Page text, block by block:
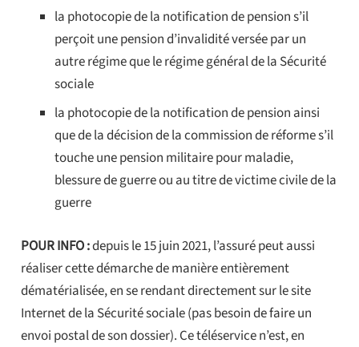
la photocopie de la notification de pension s’il
perçoit une pension d’invalidité versée par un
autre régime que le régime général de la Sécurité
sociale
la photocopie de la notification de pension ainsi
que de la décision de la commission de réforme s’il
touche une pension militaire pour maladie,
blessure de guerre ou au titre de victime civile de la
guerre
POUR INFO :depuis le 15 juin 2021, l’assuré peut aussi
réaliser cette démarche de manière entièrement
dématérialisée, en se rendant directement sur le site
Internet de la Sécurité sociale (pas besoin de faire un
envoi postal de son dossier). Ce téléservice n’est, en